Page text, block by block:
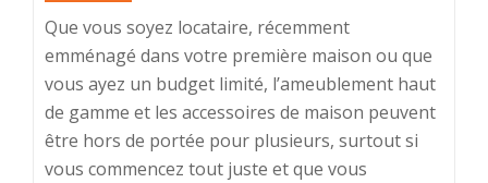
Que vous soyez locataire, récemment
emménagé dans votre première maison ou que
vous ayez un budget limité, l’ameublement haut
de gamme et les accessoires de maison peuvent
être hors de portée pour plusieurs, surtout si
vous commencez tout juste et que vous